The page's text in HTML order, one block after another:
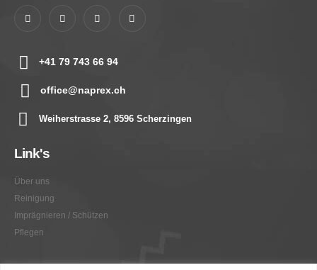
+41 79 743 66 94
office@naprex.ch
Weiherstrasse 2, 8596 Scherzingen
Link's
Über uns
Reinigung
Imprägnieren / Schützen
Pflegen